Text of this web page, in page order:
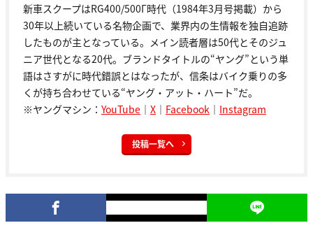
新車スクープはRG400/500Γ時代（1984年3月号掲載）から
30年以上続いている名物企画で、業界内の生情報を独自追跡
したものが主となっている。メイン読者層は50代とそのジュ
ニア世代となる20代。ブランドタイトルの“ヤング”という単
語はさすがに時代錯誤とはなったが、信条はバイク乗りの多
くが持ち合わせている“ヤング・アット・ハート”だ。
※ヤングマシン： YouTube ｜ X ｜ Facebook ｜ Instagram
投稿一覧へ